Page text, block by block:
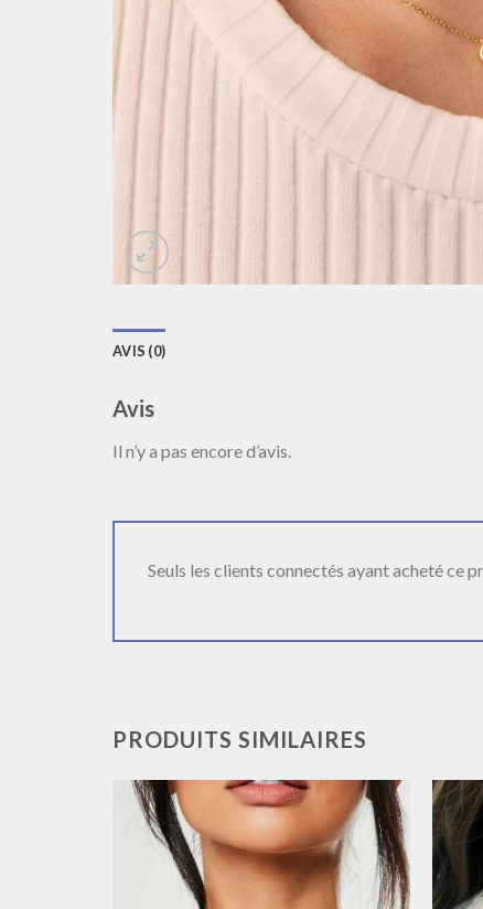
AVIS (0)
Avis
Il n’y a pas encore d’avis.
Seuls les clients connectés ayant acheté ce
PRODUITS SIMILAIRES